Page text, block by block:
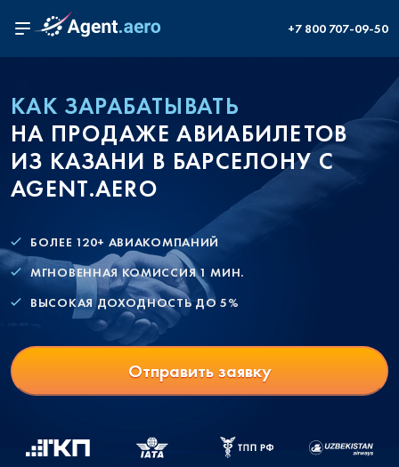
+7 800 707-09-50
КАК ЗАРАБАТЫВАТЬ
НА ПРОДАЖЕ АВИАБИЛЕТОВ
ИЗ КАЗАНИ В БАРСЕЛОНУ С
AGENT.AERO
БОЛЕЕ 120+ АВИАКОМПАНИЙ
МГНОВЕННАЯ КОМИССИЯ 1 МИН.
ВЫСОКАЯ ДОХОДНОСТЬ ДО 5%
Отправить заявку